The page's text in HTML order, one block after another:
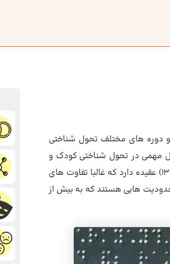
و دوره های مختلف تحول شناختی
مهمی در تحول شناختی کودک و
رسیدن او به مراحل پیشرفته تفکر منطقی می داند. پیاژه (1970، به نقل از میلانی فر، 1374) عقیده دارد که غالبا تفاوت های
هایی هستند که به بیش از